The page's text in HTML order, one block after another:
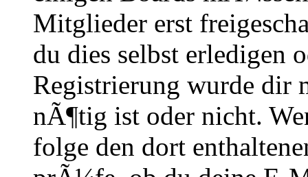
Mitglieder erst
du dies selbst erledigen
Registrierung wurde dir
nÃ¶tig ist oder nicht.
folge den dort